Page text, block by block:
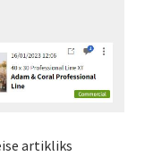
artikliks